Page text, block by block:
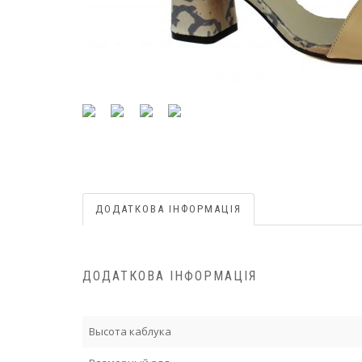
ДОДАТКОВА ІНФОРМАЦІЯ
ДОДАТКОВА ІНФОРМАЦІЯ
Высота каблука